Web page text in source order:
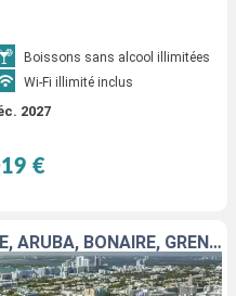
Boissons sans alcool illimitées
Wi-Fi illimité inclus
2027
€
MEXIQUE, HONDURAS, BELIZE, ARUBA, BONAIRE, GRENADE, SAINTE-LUCIE, SAINT-MARTIN, BAHAMAS, RÉPUBLIQUE DOMINICAINE, PORTO RICO, ÉTATS-UNIS, GUADELOUPE, ANTIGUA-ET-BARBUDA, FRANCE, SAINT VINCENT-ET-LES-GR